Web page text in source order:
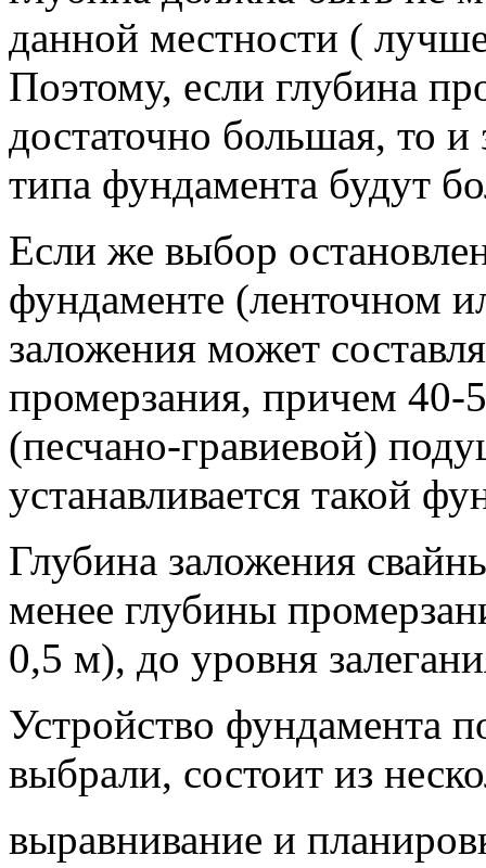
данной местности (
Поэтому, если глубина
достаточно большая, то и
типа фундамента будут
Если же выбор
фундаменте (ленточном
заложения может
промерзания, причем 40-
(песчано-гравиевой)
устанавливается такой
Глубина заложения
менее глубины
0,5 м), до уровня
Устройство фундамента
выбрали, состоит из
выравнивание и